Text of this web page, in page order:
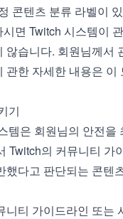
콘텐츠 분류 라벨이
면 Twitch 시스템이
않습니다. 회원님께서
관한 자세한 내용은 이
기
템은 회원님의 안전을
Twitch의 커뮤니티 가
했다고 판단되는 콘텐
니티 가이드라인 또는